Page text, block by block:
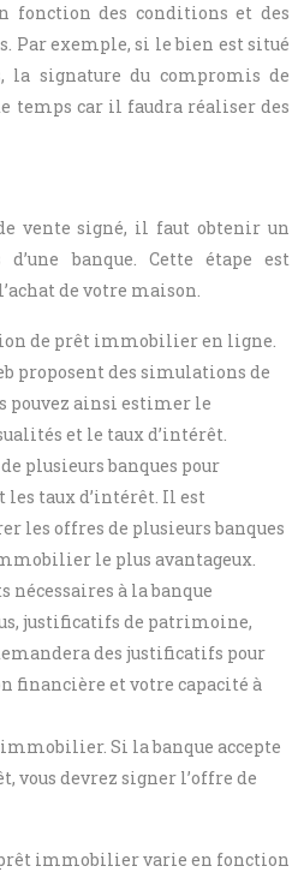
fonction des conditions et des
Par exemple, si le bien est situé
la signature du compromis de
temps car il faudra réaliser des
vente signé, il faut obtenir un
banque. Cette étape est
de votre maison.
de prêt immobilier en ligne.
proposent des simulations de
pouvez ainsi estimer le
et le taux d’intérêt.
plusieurs banques pour
les taux d’intérêt. Il est
les offres de plusieurs banques
le plus avantageux.
nécessaires à la banque
justificatifs de patrimoine,
des justificatifs pour
financière et votre capacité à
Si la banque accepte
vous devrez signer l’offre de
prêt immobilier varie en fonction